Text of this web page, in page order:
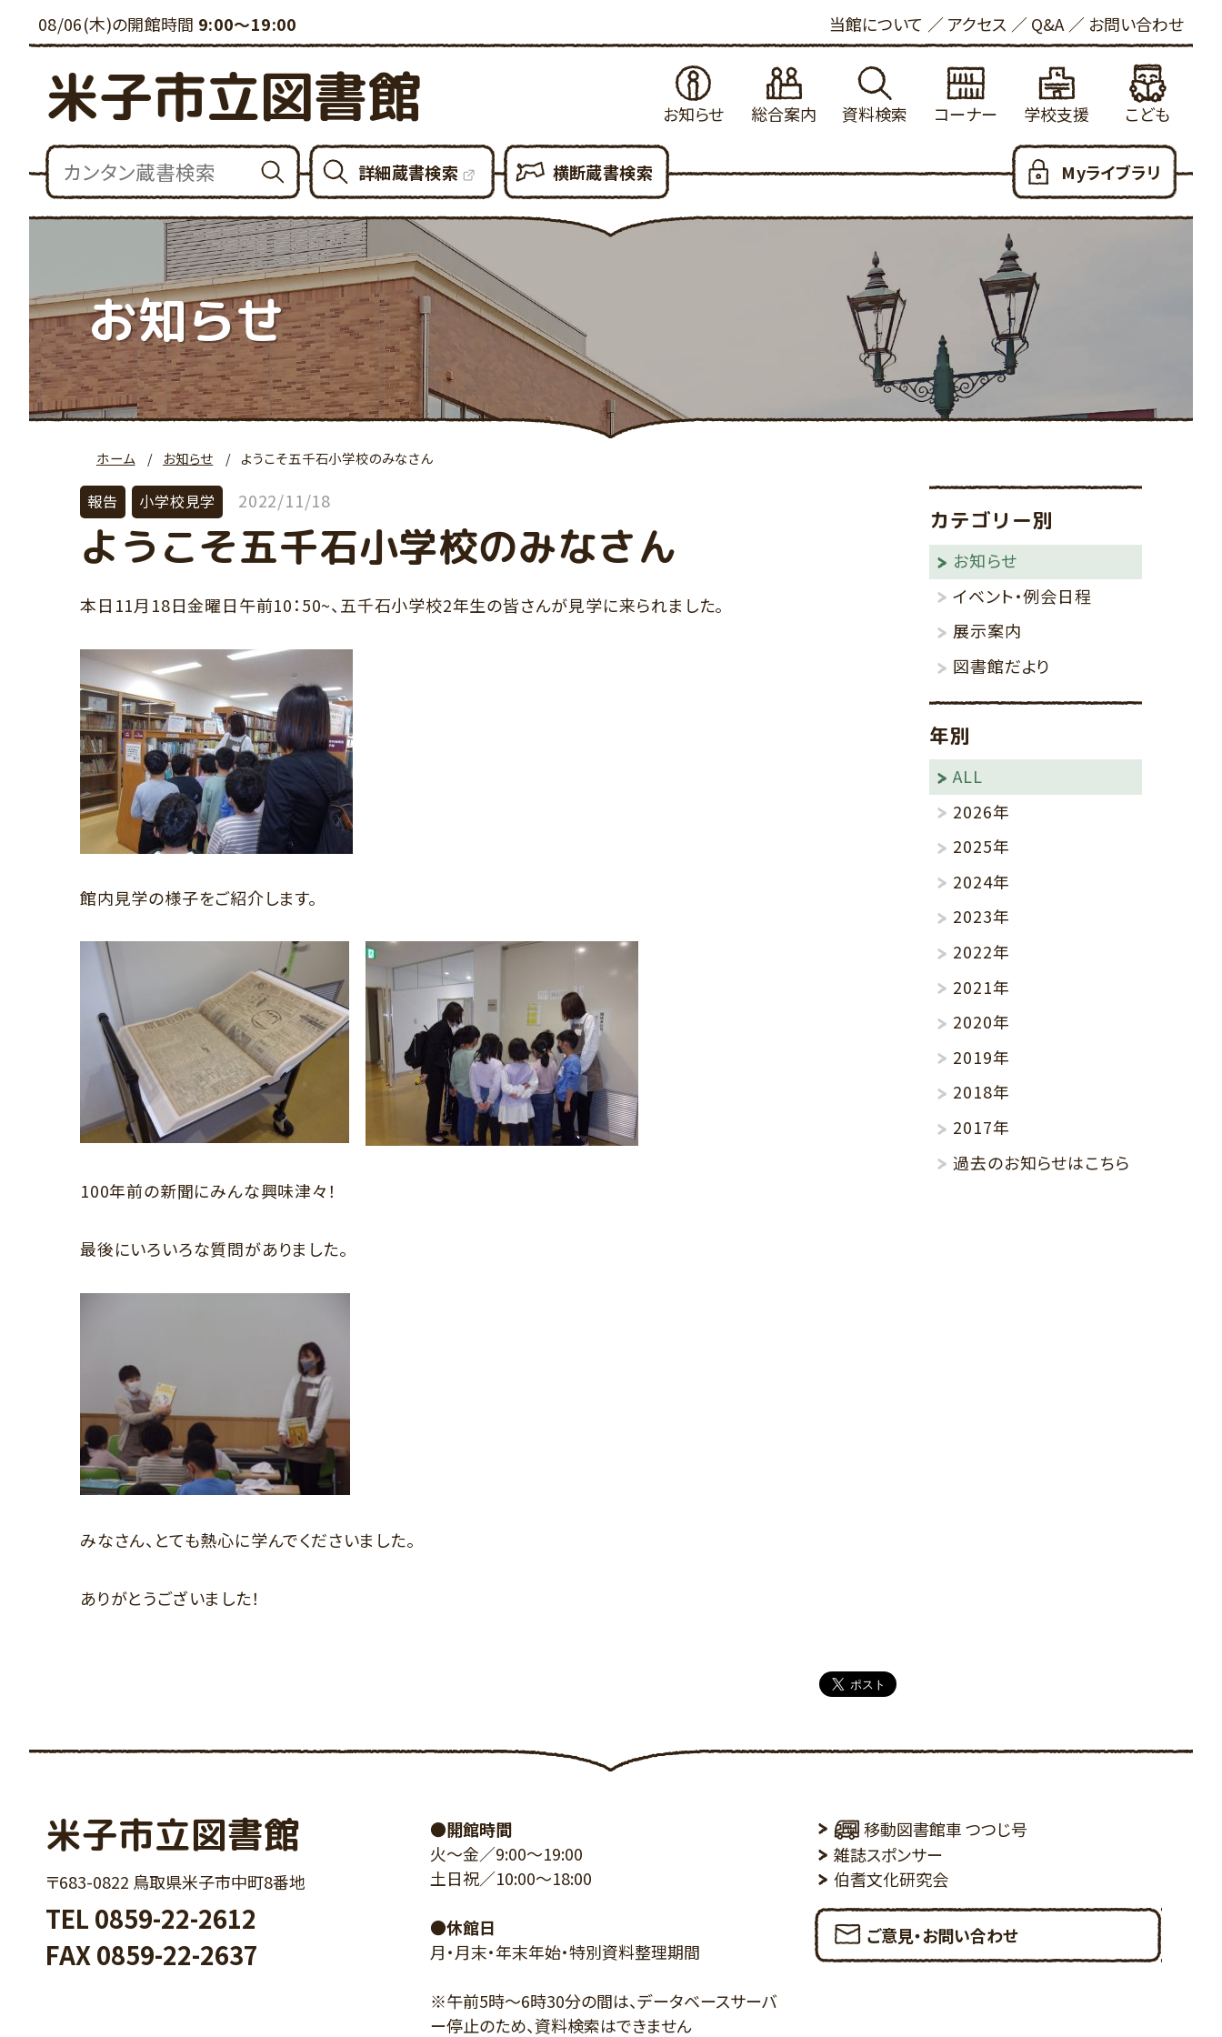
08/06(木)の開館時間 9:00～19:00 当館について アクセス Q&A お問い合わせ
米子市立図書館
お知らせ
お知らせ
イベント・例会
展示案内
総合案内
図書館設備について
図書館資料の複写について
各種申請書ダウンロード
資料検索
新着資料
貸出ランキング
予約ランキング
所蔵新聞・雑誌
大人のための100選
利用可能なデータベース
コーナー
ビジネス支援
新聞・雑誌
郷土・参考資料
YAコーナー
子育て支援
ハートフル
その他
学校支援
学校図書館支援について
冒険の書
大山の参考資料リスト
学校利用統計
ふるさと米子探検隊
こども
こどもおしらせ
本をさがす
としょかんのつかいかた
あたらしくはいった本
おはなし会
児童100選
だっこでえほん
こどもリンク集
りんごの棚
詳細蔵書検索 横断蔵書検索 Myライブラリ
お知らせ
ホーム お知らせ ようこそ五千石小学校のみなさん
報告 小学校見学 2022/11/18
ようこそ五千石小学校のみなさん
本日11月18日金曜日午前10：50~、五千石小学校2年生の皆さんが見学に来られました。
館内見学の様子をご紹介します。
100年前の新聞にみんな興味津々！
最後にいろいろな質問がありました。
みなさん、とても熱心に学んでくださいました。
ありがとうございました！
カテゴリー別
お知らせ
イベント・例会日程
展示案内
図書館だより
年別
ALL
2026年
2025年
2024年
2023年
2022年
2021年
2020年
2019年
2018年
2017年
過去のお知らせはこちら
米子市立図書館
〒683-0822 鳥取県米子市中町8番地
TEL 0859-22-2612
FAX 0859-22-2637
●開館時間
火～金／9:00～19:00
土日祝／10:00～18:00
●休館日
月・月末・年末年始・特別資料整理期間
※午前5時～6時30分の間は、データベースサーバ
ー停止のため、資料検索はできません
移動図書館車 つつじ号
雑誌スポンサー
伯耆文化研究会
ご意見・お問い合わせ